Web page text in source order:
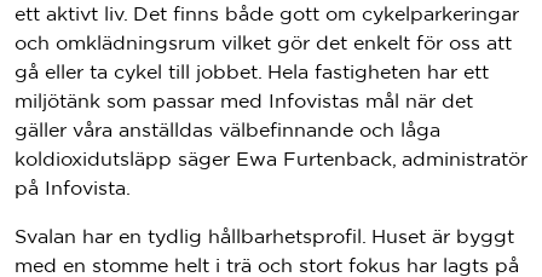
ett aktivt liv. Det finns både gott om cykelparkeringar
och omklädningsrum vilket gör det enkelt för oss att
gå eller ta cykel till jobbet. Hela fastigheten har ett
miljötänk som passar med Infovistas mål när det
gäller våra anställdas välbefinnande och låga
koldioxidutsläpp säger Ewa Furtenback, administratör
på Infovista.
Svalan har en tydlig hållbarhetsprofil. Huset är byggt
med en stomme helt i trä och stort fokus har lagts på